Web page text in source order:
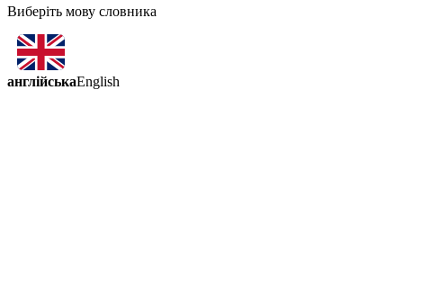
Виберіть мову словника
англійськаEnglish